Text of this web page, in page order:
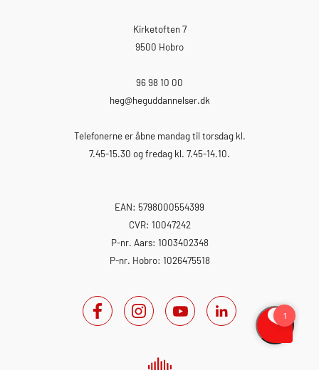
Kirketoften 7
9500 Hobro
96 98 10 00
heg@heguddannelser.dk
Telefonerne er åbne mandag til torsdag kl.
7.45-15.30 og fredag kl. 7.45-14.10.
EAN: 5798000554399
CVR: 10047242
P-nr. Aars: 1003402348
P-nr. Hobro: 1026475518